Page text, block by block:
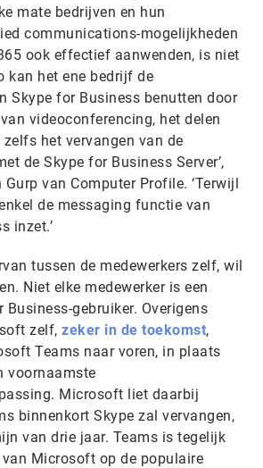
mate bedrijven en hun
communications-mogelijkheden
ook effectief aanwenden, is niet
kan het ene bedrijf de
Skype for Business benutten door
videoconferencing, het delen
het vervangen van de
de Skype for Business Server’,
van Computer Profile. ‘Terwijl
de messaging functie van
inzet.’
tussen de medewerkers zelf, wil
Niet elke medewerker is een
gebruiker. Overigens
zelf, zeker in de toekomst,
Teams naar voren, in plaats
voornaamste
Microsoft liet daarbij
binnenkort Skype zal vervangen,
van drie jaar. Teams is tegelijk
Microsoft op de populaire